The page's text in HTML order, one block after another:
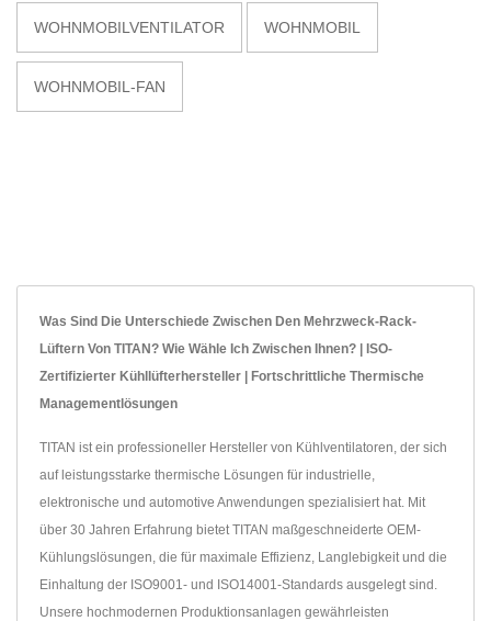
WOHNMOBILVENTILATOR WOHNMOBIL
WOHNMOBIL-FAN
Was Sind Die Unterschiede Zwischen Den Mehrzweck-Rack-
Lüftern Von TITAN? Wie Wähle Ich Zwischen Ihnen? | ISO-
Zertifizierter Kühllüfterhersteller | Fortschrittliche Thermische
Managementlösungen
TITAN ist ein professioneller Hersteller von Kühlventilatoren, der sich
auf leistungsstarke thermische Lösungen für industrielle,
elektronische und automotive Anwendungen spezialisiert hat. Mit
über 30 Jahren Erfahrung bietet TITAN maßgeschneiderte OEM-
Kühlungslösungen, die für maximale Effizienz, Langlebigkeit und die
Einhaltung der ISO9001- und ISO14001-Standards ausgelegt sind.
Unsere hochmodernen Produktionsanlagen gewährleisten